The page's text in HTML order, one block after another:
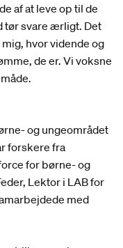
af at leve op til de
tør svare ærligt. Det
hvor vidende og
de er. Vi voksne
og ungeområdet
forskere fra
for børne- og
Lektor i LAB for
med